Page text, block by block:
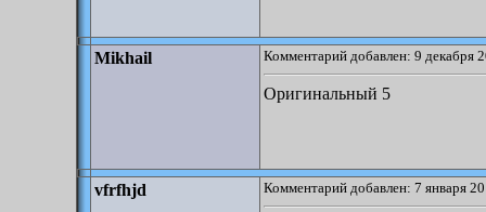
Mikhail Комментарий добавлен: 9 декабря
Оригинальный 5
vfrfhjd Комментарий добавлен: 7 января